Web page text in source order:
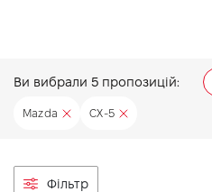
Ви вибрали 5 пропозицій:
Mazda CX-5
Фільтр
Вакансії
VIDI Кар'єра